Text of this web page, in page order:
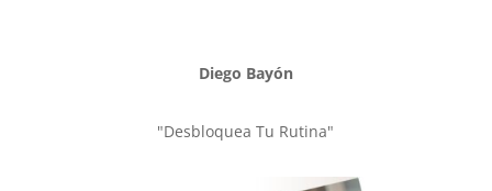
Diego Bayón
"Desbloquea Tu Rutina"